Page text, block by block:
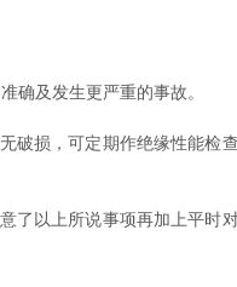
及发生更严重的事故。
损，可定期作绝缘性能检
以上所说事项再加上平时